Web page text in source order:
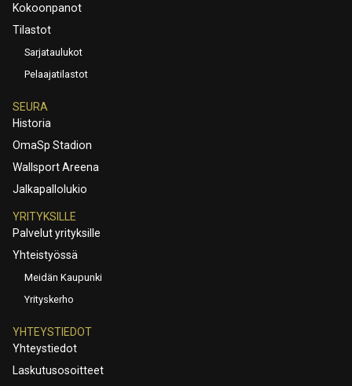
Kokoonpanot
Tilastot
Sarjataulukot
Pelaajatilastot
SEURA
Historia
OmaSp Stadion
Wallsport Areena
Jalkapallolukio
YRITYKSILLE
Palvelut yrityksille
Yhteistyössä
Meidän Kaupunki
Yrityskerho
YHTEYSTIEDOT
Yhteystiedot
Laskutusosoitteet